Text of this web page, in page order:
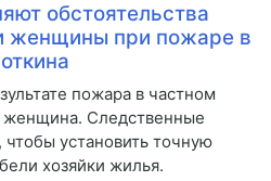
обстоятельства
женщины при пожаре в
пожара в частном
женщина. Следственные
установить точную
хозяйки жилья.